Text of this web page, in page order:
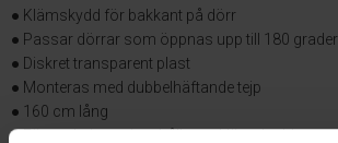
● Klämskydd för bakkant på dörr
● Passar dörrar som öppnas upp till 180 grader
● Diskret transparent plast
● Monteras med dubbelhäftande tejp
● 160 cm lång
● Förpackningen innehåller ett klämskydd